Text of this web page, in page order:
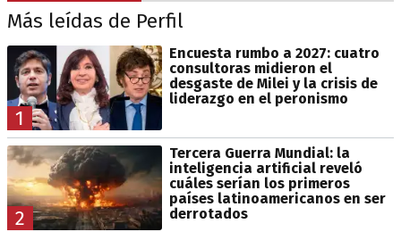
Más leídas de Perfil
1
Encuesta rumbo a 2027: cuatro
consultoras midieron el
desgaste de Milei y la crisis de
liderazgo en el peronismo
2
Tercera Guerra Mundial: la
inteligencia artificial reveló
cuáles serían los primeros
países latinoamericanos en ser
derrotados